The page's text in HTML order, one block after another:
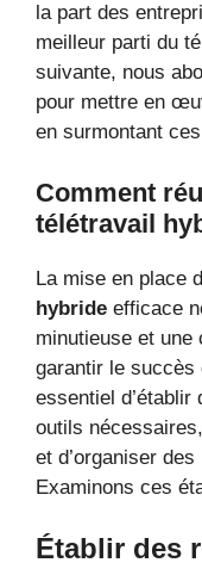
la part des
meilleur parti du
suivante, nous
pour mettre en
en surmontant
Comment
télétravail
La mise en place
hybride efficace
minutieuse et une
garantir le
essentiel
outils
et d’organiser
Examinons ces
Établir des